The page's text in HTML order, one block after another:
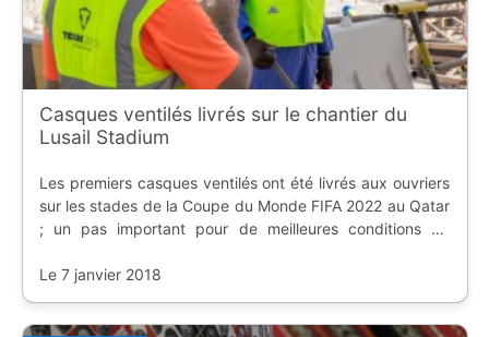
Casques ventilés livrés sur le chantier du
Lusail Stadium
Les premiers casques ventilés ont été livrés aux ouvriers
sur les stades de la Coupe du Monde FIFA 2022 au Qatar
; un pas important pour de meilleures conditions de
Le 7 janvier 2018